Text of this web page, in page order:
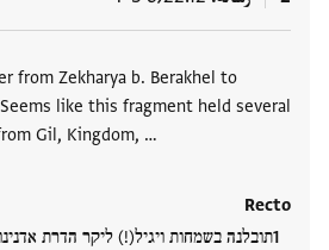
from Zekharya b. Berakhel to
like this fragment held several
Gil, Kingdom, …
Recto
תובלנה בשמחות ויגיל(!) ליקר הדרת